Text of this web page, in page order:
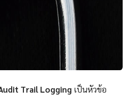
Trail Logging เป็นหัวข้อ